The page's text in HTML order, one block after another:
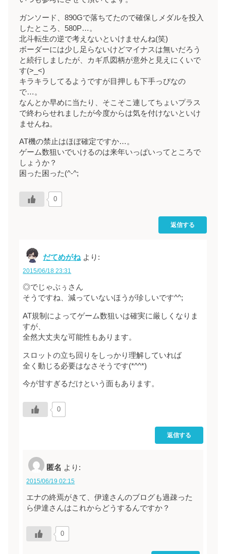
ガンソード、890Gで落ちてたので確保しメダルを投入
したところ、580P…。
北斗転生の逆で考えないといけませんね(笑)
ボーダーには少し足らないけどマイナスは無いだろう
と続行しましたが、カギ爪図柄が意外と見えにくいで
す(>_<)
キラキラしてるようですが目押しも下手っぴなの
で…。
なんとか早めに当たり、そこそこ連してちょいプラス
で終わらせれましたが今度からは気を付けないといけ
ませんね。
AT機の禁止はほぼ確定ですか…。
ゲーム数狙いでいけるのは来年いっぱいってところで
しょうか？
困った困った(^-^;
0
返信する
だてめがね より:
2015/06/18 23:31
◎でじゃぶぅさん
そうですね、減っていないほうが珍しいです^^;
AT規制によってゲーム数狙いは確実に厳しくなりま
すが、
全然大丈夫な可能性もあります。
スロットの立ち回りをしっかり理解していれば
全く動じる必要はなさそうです(*^^*)
今が甘すぎるだけという面もあります。
0
返信する
匿名 より:
2015/06/19 02:15
エナの終焉がきて、伊達さんのブログも過疎った
ら伊達さんはこれからどうするんですか？
0